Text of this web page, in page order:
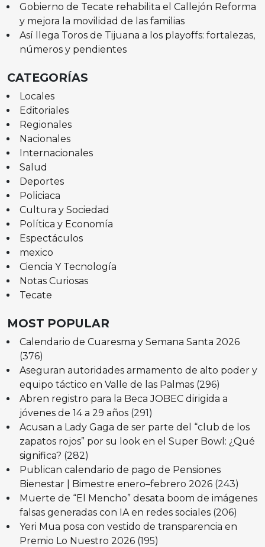
Gobierno de Tecate rehabilita el Callejón Reforma
y mejora la movilidad de las familias
Así llega Toros de Tijuana a los playoffs: fortalezas,
números y pendientes
CATEGORÍAS
Locales
Editoriales
Regionales
Nacionales
Internacionales
Salud
Deportes
Policiaca
Cultura y Sociedad
Política y Economía
Espectáculos
mexico
Ciencia Y Tecnología
Notas Curiosas
Tecate
MOST POPULAR
Calendario de Cuaresma y Semana Santa 2026
(376)
Aseguran autoridades armamento de alto poder y
equipo táctico en Valle de las Palmas (296)
Abren registro para la Beca JOBEC dirigida a
jóvenes de 14 a 29 años (291)
Acusan a Lady Gaga de ser parte del “club de los
zapatos rojos” por su look en el Super Bowl: ¿Qué
significa? (282)
Publican calendario de pago de Pensiones
Bienestar | Bimestre enero–febrero 2026 (243)
Muerte de “El Mencho” desata boom de imágenes
falsas generadas con IA en redes sociales (206)
Yeri Mua posa con vestido de transparencia en
Premio Lo Nuestro 2026 (195)